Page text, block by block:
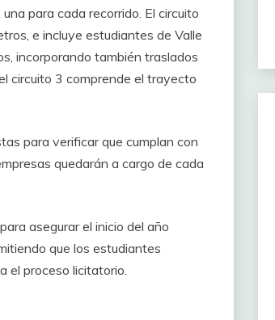
para cada recorrido. El circuito
e incluye estudiantes de Valle
incorporando también traslados
circuito 3 comprende el trayecto
para verificar que cumplan con
quedarán a cargo de cada
asegurar el inicio del año
que los estudiantes
el proceso licitatorio.